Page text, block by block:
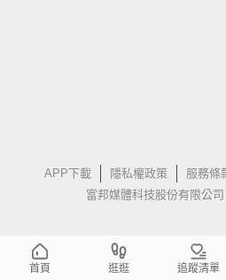
APP下載 隱私權政策 服務條
富邦媒體科技股份有限公
首頁 逛逛 追蹤清單